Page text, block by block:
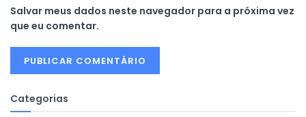
Salvar meus dados neste navegador para a próxima vez
que eu comentar.
Categorias